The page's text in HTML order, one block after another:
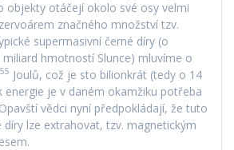
objekty otáčejí okolo své osy velmi
značného množství tzv.
supermasivní černé díry (o
hmotností Slunce) mluvíme o
55 Joulů, což je sto bilionkrát (tedy o 14
energie je v daném okamžiku potřeba
vědci nyní předpokládají, že tuto
díry lze extrahovat, tzv. magnetickým